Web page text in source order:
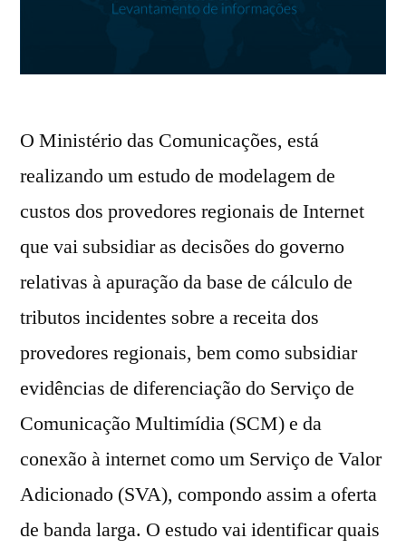
O Ministério das Comunicações, está
realizando um estudo de modelagem de
custos dos provedores regionais de Internet
que vai subsidiar as decisões do governo
relativas à apuração da base de cálculo de
tributos incidentes sobre a receita dos
provedores regionais, bem como subsidiar
evidências de diferenciação do Serviço de
Comunicação Multimídia (SCM) e da
conexão à internet como um Serviço de Valor
Adicionado (SVA), compondo assim a oferta
de banda larga. O estudo vai identificar quais